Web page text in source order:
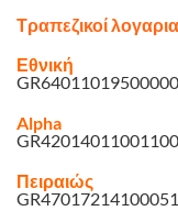
Τραπεζικοί
Εθνική
Alpha
Πειραιώς